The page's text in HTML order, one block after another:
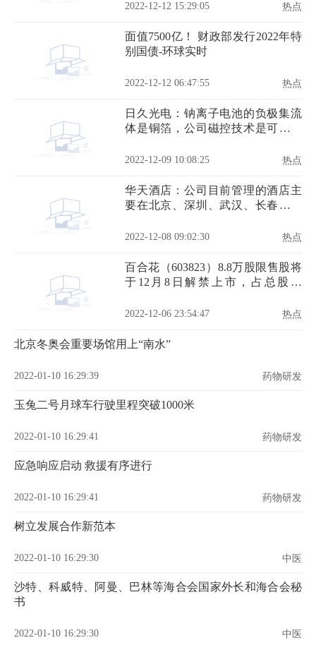
2022-12-12 15:29:05 热点
面值7500亿！ 财政部发行2022年特
别国债-环球实时
2022-12-12 06:47:55 热点
日久光电：钠离子电池的负极集流
体是铜箔，公司磁控技术是可以匹
2022-12-09 10:08:25 热点
华天酒店：公司目前管理的酒店主
要在北京、深圳、武汉、长春及湖
2022-12-08 09:02:30 热点
百合花（603823）8.8万股限售股将
于12月8日解禁上市，占总股本
2022-12-06 23:54:47 热点
北京冬奥会重要场馆用上“南水”
2022-01-10 16:29:39 药物研发
玉兔二号月球车行驶里程突破1000米
2022-01-10 16:29:41 药物研发
应急响应启动 救援有序进行
2022-01-10 16:29:41 药物研发
树立发展合作新范本
2022-01-10 16:29:30 中医
沙特、科威特、阿曼、巴林等海合会国家外长和海合会秘
书
2022-01-10 16:29:30 中医